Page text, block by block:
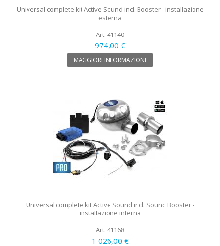
Universal complete kit Active Sound incl. Booster - installazione
esterna
Art. 41140
974,00 €
MAGGIORI INFORMAZIONI
Universal complete kit Active Sound incl. Sound Booster -
installazione interna
Art. 41168
1 026,00 €